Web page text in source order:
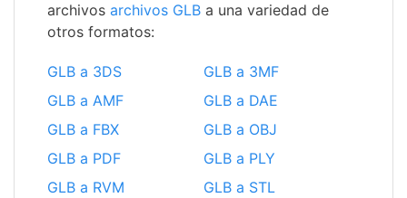
archivos archivos GLB a una variedad de
otros formatos:
GLB a 3DS
GLB a 3MF
GLB a AMF
GLB a DAE
GLB a FBX
GLB a OBJ
GLB a PDF
GLB a PLY
GLB a RVM
GLB a STL